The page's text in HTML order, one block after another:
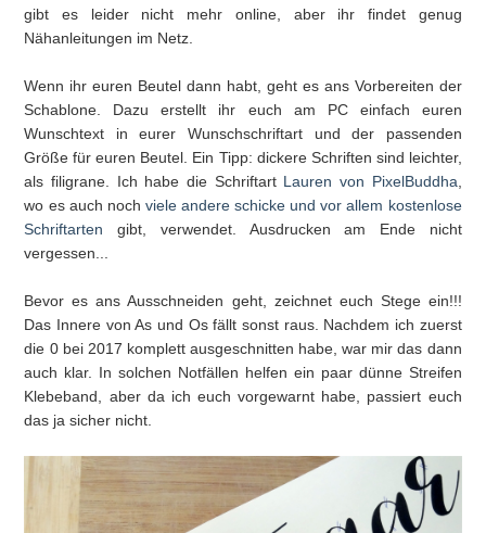
gibt es leider nicht mehr online, aber ihr findet genug
Nähanleitungen im Netz.
Wenn ihr euren Beutel dann habt, geht es ans Vorbereiten der
Schablone. Dazu erstellt ihr euch am PC einfach euren
Wunschtext in eurer Wunschschriftart und der passenden
Größe für euren Beutel. Ein Tipp: dickere Schriften sind leichter,
als filigrane. Ich habe die Schriftart Lauren von PixelBuddha
wo es auch noch viele andere schicke und vor allem kostenlose
Schriftarten gibt, verwendet. Ausdrucken am Ende nicht
vergessen...
Bevor es ans Ausschneiden geht, zeichnet euch Stege ein!!!
Das Innere von As und Os fällt sonst raus. Nachdem ich zuerst
die 0 bei 2017 komplett ausgeschnitten habe, war mir das dann
auch klar. In solchen Notfällen helfen ein paar dünne Streifen
Klebeband, aber da ich euch vorgewarnt habe, passiert euch
das ja sicher nicht.